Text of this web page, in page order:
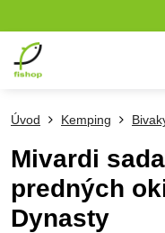
Úvod Kemping
Mivardi
predných
Dynasty